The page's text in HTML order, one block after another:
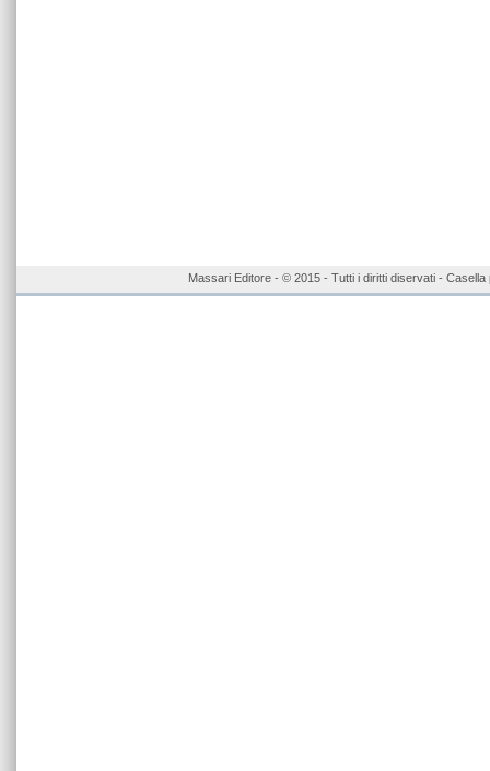
Massari Editore - © 2015 - Tutti i diritti diservati -